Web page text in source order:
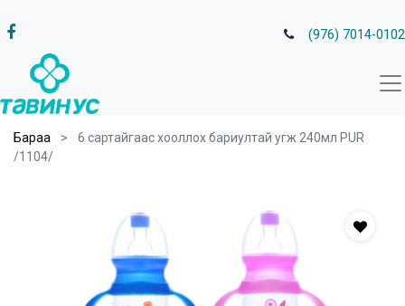
(976) 7014-0102
Бараа
6 сартайгаас хооллох бариултай угж 240мл PUR
/1104/